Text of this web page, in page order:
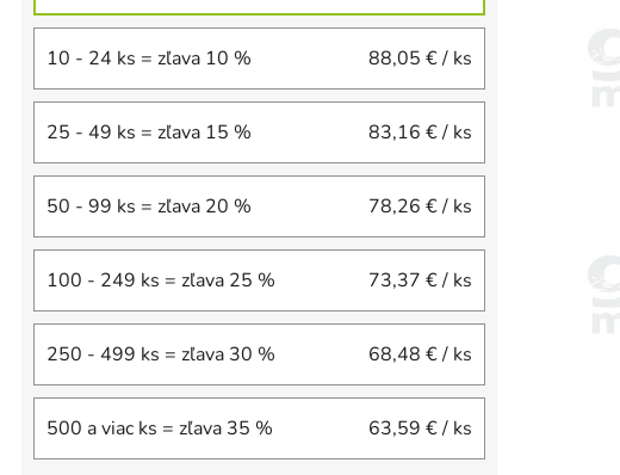
10 - 24 ks = zľava 10 % 88,05 €/ ks
25 - 49 ks = zľava 15 % 83,16 €/ ks
50 - 99 ks = zľava 20 % 78,26 €/ ks
100 - 249 ks = zľava 25 % 73,37 €/ ks
250 - 499 ks = zľava 30 % 68,48 €/ ks
500 a viac ks = zľava 35 % 63,59 €/ ks